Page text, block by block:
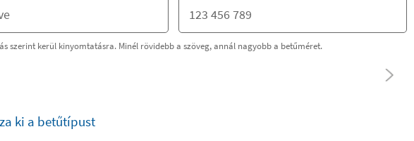
szerint kerül kinyomtatásra. Minél rövidebb a szöveg, annál nagyobb a betűméret.
ki a betűtípust